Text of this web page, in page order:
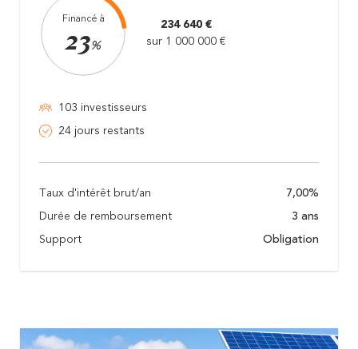
Financé à
23%
234 640 €
sur 1 000 000 €
103 investisseurs
24 jours restants
Taux d'intérêt brut/an 7,00%
Durée de remboursement 3 ans
Support Obligation